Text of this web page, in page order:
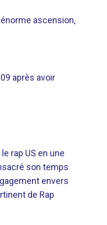
ascension,
après avoir
rap US en une
son temps
envers
de Rap